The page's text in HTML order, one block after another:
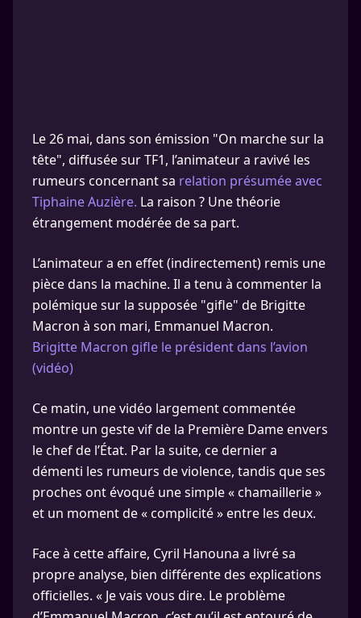
Le 26 mai, dans son émission "On marche sur la
tête", diffusée sur TF1, l’animateur a ravivé les
rumeurs concernant sa relation présumée avec
Tiphaine Auzière. La raison ? Une théorie
étrangement modérée de sa part.
L’animateur a en effet (indirectement) remis une
pièce dans la machine. Il a tenu à commenter la
polémique sur la supposée "gifle" de Brigitte
Macron à son mari, Emmanuel Macron.
Brigitte Macron gifle le président dans l’avion
(vidéo)
Ce matin, une vidéo largement commentée
montre un geste vif de la Première Dame envers
le chef de l’État. Par la suite, ce dernier a
démenti les rumeurs de violence, tandis que ses
proches ont évoqué une simple « chamaillerie »
et un moment de « complicité » entre les deux.
Face à cette affaire, Cyril Hanouna a livré sa
propre analyse, bien différente des explications
officielles. « Je vais vous dire. Le problème